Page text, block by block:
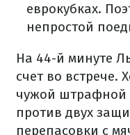
еврокубках.
непростой
На 44-й минуте
счет во встрече.
чужой штрафной
против двух
перепасовки с